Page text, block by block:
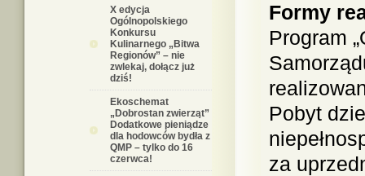
X edycja
Ogólnopolskiego
Konkursu
Kulinarnego „Bitwa
Regionów” – nie
zwlekaj, dołącz już
dziś!
Ekoschemat
„Dobrostan zwierząt”
Dodatkowe pieniądze
dla hodowców bydła z
QMP – tylko do 16
czerwca!
Formy
Program
Pobyt
za